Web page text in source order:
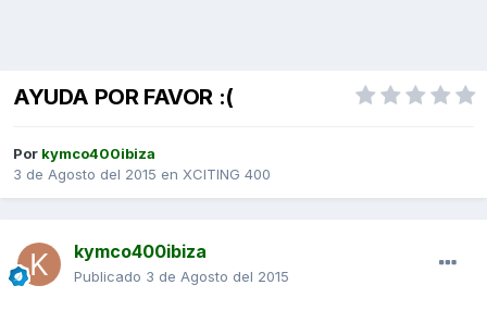
AYUDA POR FAVOR :(
Por kymco400ibiza
3 de Agosto del 2015 en XCITING 400
kymco400ibiza
Publicado 3 de Agosto del 2015